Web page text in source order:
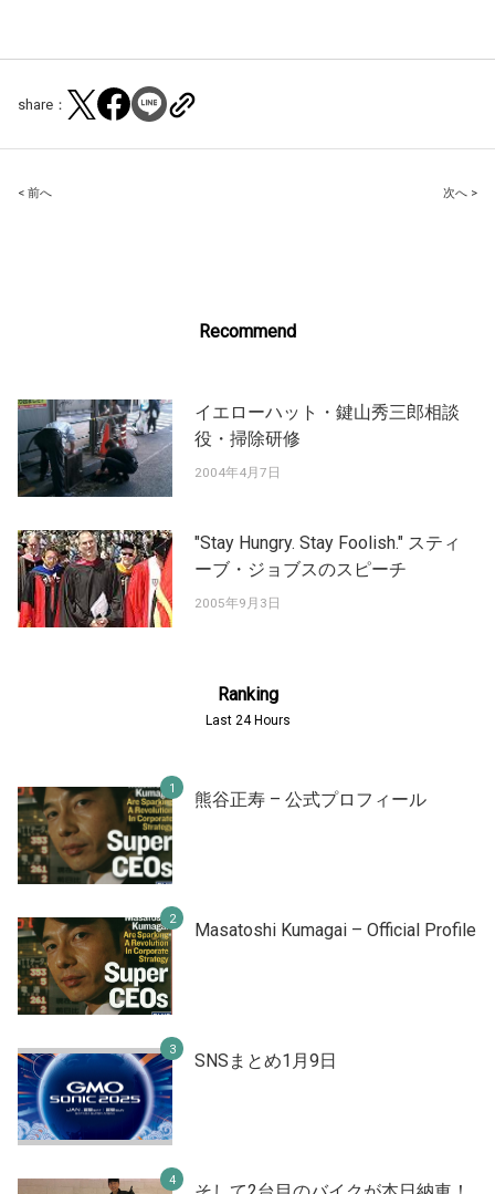
share：
Post
< 前へ 次へ >
Recommend
イエローハット・鍵山秀三郎相談
役・掃除研修
2004年4月7日
"Stay Hungry. Stay Foolish." スティ
ーブ・ジョブスのスピーチ
2005年9月3日
Ranking
Last 24 Hours
熊谷正寿 – 公式プロフィール
Masatoshi Kumagai – Official Profile
SNSまとめ1月9日